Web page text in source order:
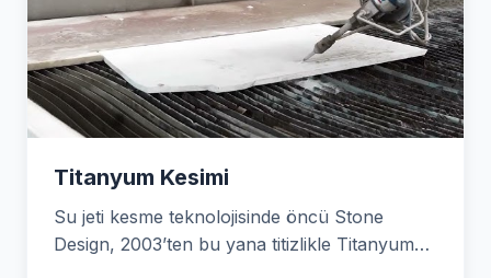
Titanyum Kesimi
Su jeti kesme teknolojisinde öncü Stone
Design, 2003’ten bu yana titizlikle Titanyum